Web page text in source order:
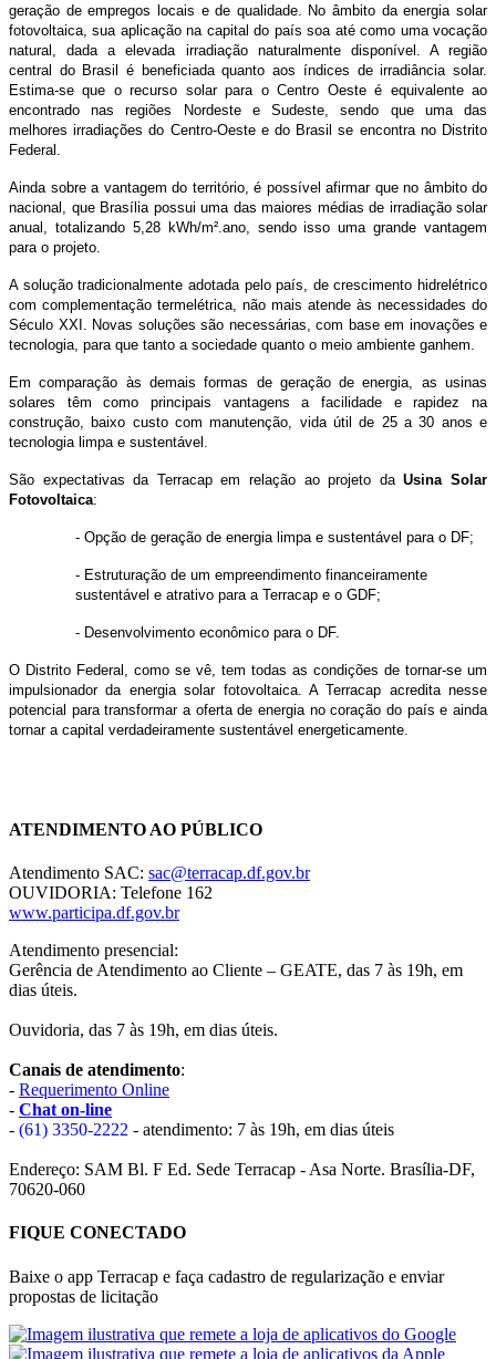
geração de empregos locais e de qualidade. No âmbito da energia solar
fotovoltaica, sua aplicação na capital do país soa até como uma vocação
natural, dada a elevada irradiação naturalmente disponível. A região
central do Brasil é beneficiada quanto aos índices de irradiância solar.
Estima-se que o recurso solar para o Centro Oeste é equivalente ao
encontrado nas regiões Nordeste e Sudeste, sendo que uma das
melhores irradiações do Centro-Oeste e do Brasil se encontra no Distrito
Federal.
Ainda sobre a vantagem do território, é possível afirmar que no âmbito do
nacional, que Brasília possui uma das maiores médias de irradiação solar
anual, totalizando 5,28 kWh/m².ano, sendo isso uma grande vantagem
para o projeto.
A solução tradicionalmente adotada pelo país, de crescimento hidrelétrico
com complementação termelétrica, não mais atende às necessidades do
Século XXI. Novas soluções são necessárias, com base em inovações e
tecnologia, para que tanto a sociedade quanto o meio ambiente ganhem.
Em comparação às demais formas de geração de energia, as usinas
solares têm como principais vantagens a facilidade e rapidez na
construção, baixo custo com manutenção, vida útil de 25 a 30 anos e
tecnologia limpa e sustentável.
São expectativas da Terracap em relação ao projeto daUsina Solar
Fotovoltaica:
- Opção de geração de energia limpa e sustentável para o DF;
- Estruturação de um empreendimento financeiramente
sustentável e atrativo para a Terracap e o GDF;
- Desenvolvimento econômico para o DF.
O Distrito Federal, como se vê, tem todas as condições de tornar-se um
impulsionador da energia solar fotovoltaica. A Terracap acredita nesse
potencial para transformar a oferta de energia no coração do país e ainda
tornar a capital verdadeiramente sustentável energeticamente.
ATENDIMENTO AO PÚBLICO
Atendimento SAC: sac@terracap.df.gov.br
OUVIDORIA: Telefone 162
www.participa.df.gov.br
Atendimento presencial:
Gerência de Atendimento ao Cliente – GEATE, das 7 às 19h, em
dias úteis.
Ouvidoria, das 7 às 19h, em dias úteis.
Canais de atendimento:
- Requerimento Online
- Chat on-line
- (61) 3350-2222 - atendimento: 7 às 19h, em dias úteis
Endereço: SAM Bl. F Ed. Sede Terracap - Asa Norte. Brasília-DF,
70620-060
FIQUE CONECTADO
Baixe o app Terracap e faça cadastro de regularização e enviar
propostas de licitação